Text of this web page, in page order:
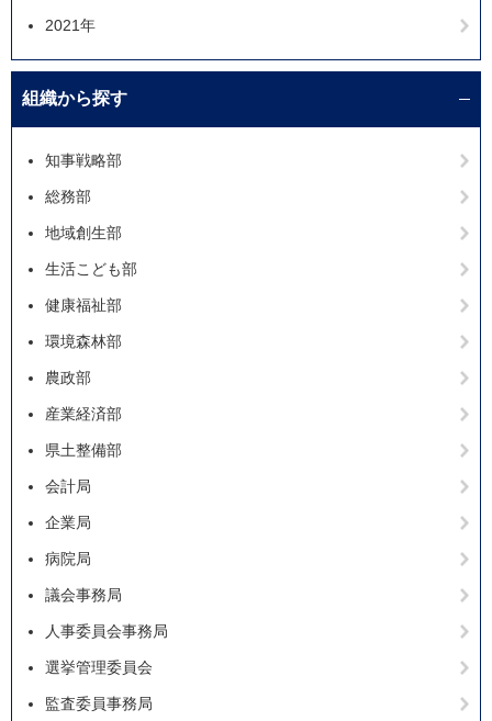
2021年
組織から探す
知事戦略部
総務部
地域創生部
生活こども部
健康福祉部
環境森林部
農政部
産業経済部
県土整備部
会計局
企業局
病院局
議会事務局
人事委員会事務局
選挙管理委員会
監査委員事務局